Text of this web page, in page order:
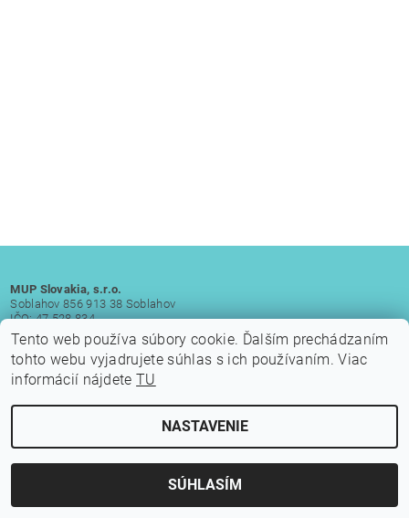
MUP Slovakia, s.r.o.
Soblahov 856 913 38 Soblahov
IČO: 47 528 834
DIČ: 2023951809
IČ DPH: SK 2023951809
2026 © Laminátové člny, všetky práva vyhradené Upraviť nastavenie cookies
Tento web používa súbory cookie. Ďalším prechádzaním
tohto webu vyjadrujete súhlas s ich používaním. Viac
informácií nájdeteTU
NASTAVENIE
SÚHLASÍM